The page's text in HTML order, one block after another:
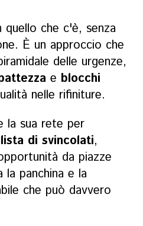
che c'è, senza
È un approccio che
delle urgenze,
e blocchi
nelle rifiniture.
la sua rete per
lista di svincolati,
da piazze
panchina e la
che può davvero